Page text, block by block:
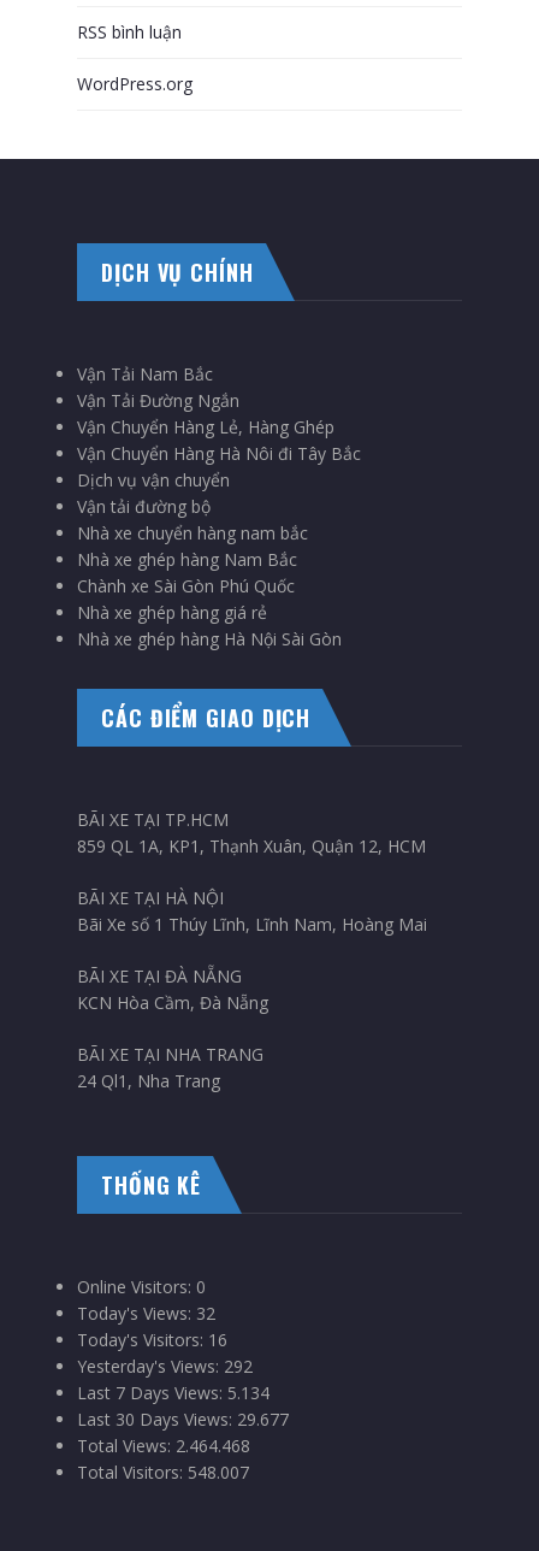
RSS bình luận
WordPress.org
DỊCH VỤ CHÍNH
Vận Tải Nam Bắc
Vận Tải Đường Ngắn
Vận Chuyển Hàng Lẻ, Hàng Ghép
Vận Chuyển Hàng Hà Nôi đi Tây Bắc
Dịch vụ vận chuyển
Vận tải đường bộ
Nhà xe chuyển hàng nam bắc
Nhà xe ghép hàng Nam Bắc
Chành xe Sài Gòn Phú Quốc
Nhà xe ghép hàng giá rẻ
Nhà xe ghép hàng Hà Nội Sài Gòn
CÁC ĐIỂM GIAO DỊCH
BÃI XE TẠI TP.HCM
859 QL 1A, KP1, Thạnh Xuân, Quận 12, HCM
BÃI XE TẠI HÀ NỘI
Bãi Xe số 1 Thúy Lĩnh, Lĩnh Nam, Hoàng Mai
BÃI XE TẠI ĐÀ NẴNG
KCN Hòa Cầm, Đà Nẵng
BÃI XE TẠI NHA TRANG
24 Ql1, Nha Trang
THỐNG KÊ
Online Visitors: 0
Today's Views: 32
Today's Visitors: 16
Yesterday's Views: 292
Last 7 Days Views: 5.134
Last 30 Days Views: 29.677
Total Views: 2.464.468
Total Visitors: 548.007